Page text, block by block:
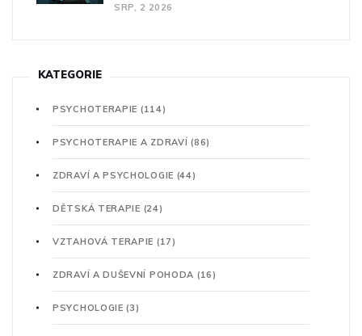
SRP, 2 2026
KATEGORIE
PSYCHOTERAPIE (114)
PSYCHOTERAPIE A ZDRAVÍ(86)
ZDRAVÍ A PSYCHOLOGIE (44)
DĚTSKÁ TERAPIE (24)
VZTAHOVÁ TERAPIE (17)
ZDRAVÍ A DUŠEVNÍ POHODA (16)
PSYCHOLOGIE(3)